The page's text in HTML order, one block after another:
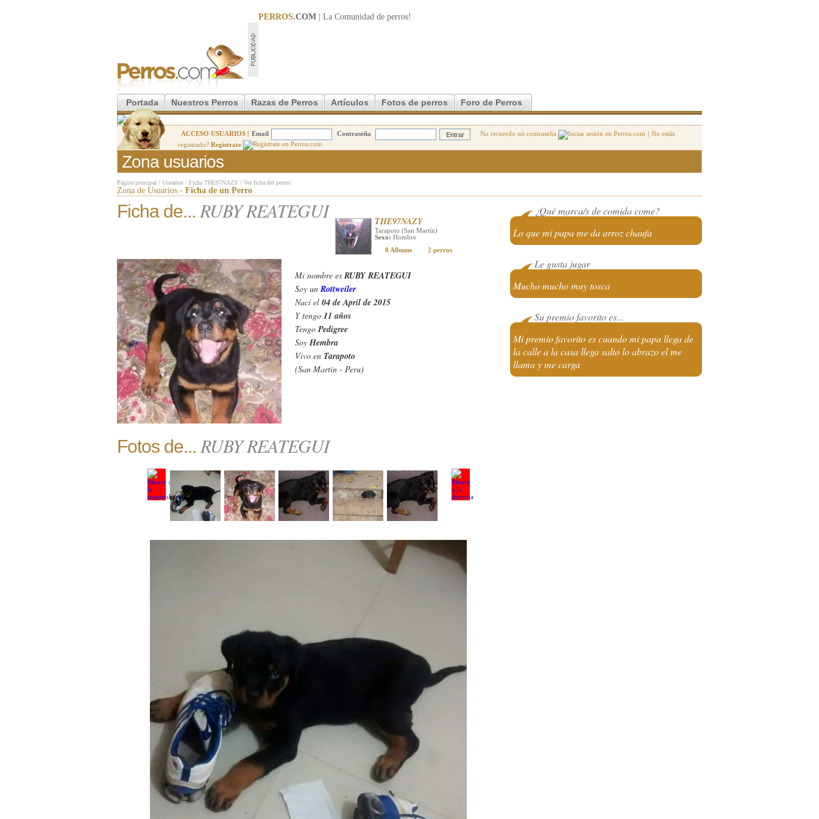
PERROS.COM | La Comunidad de perros!
Portada Nuestros Perros Razas de Perros Artículos Fotos de perros Foro de Perros
ACCESO USUARIOS | Email Contraseña No recuerdo mi contraseña | No estás
registrado? Regístrate
Zona usuarios
Página principal / Usuarios / Ficha THE97NAZY / Ver ficha del perros
Zona de Usuarios - Ficha de un Perro
Ficha de... RUBY REATEGUI THE97NAZY
Tarapoto (San Martín)
Sexo: Hombre
0 Albums
2 perros
Mi nombre esRUBY REATEGUI
Soy unRottweiler
Nací el 04 de April de 2015
Y tengo 11 años
TengoPedigree
SoyHembra
Vivo en Tarapoto
(San Martín - Peru)
¿Qué marca/s de comida come?
Lo que mi papa me da arroz chaufa
Le gusta jugar
Mucho mucho muy tosca
Su premio favorito es...
Mi premio favorito es cuando mi papa llega de
la calle a la casa llega salto lo abrazo el me
llama y me carga
Fotos de... RUBY REATEGUI